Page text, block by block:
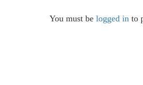
You must be logged in to